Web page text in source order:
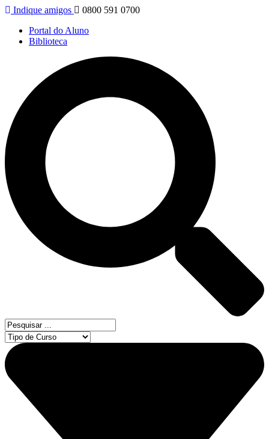
Indique amigos
0800 591 0700
Portal do Aluno
Biblioteca